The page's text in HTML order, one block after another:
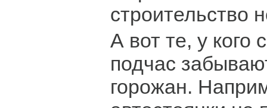
строительство
А вот те, у кого
подчас
горожан.